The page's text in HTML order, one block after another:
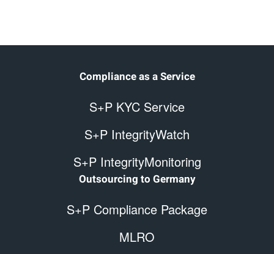
Compliance as a Service
S+P KYC Service
S+P IntegrityWatch
S+P IntegrityMonitoring
Outsourcing to Germany
S+P Compliance Package
MLRO